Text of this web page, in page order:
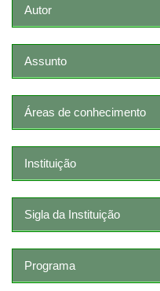
Autor
Assunto
Áreas de conhecimento
Instituição
Sigla da Instituição
Programa